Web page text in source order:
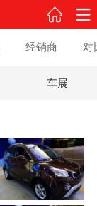
经销商 对
车展